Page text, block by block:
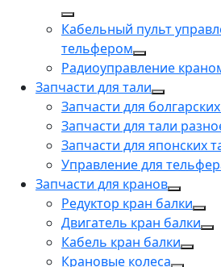
Кабельный пульт
тельфером
Радиоуправление
Запчасти для тали
Запчасти для
Запчасти для тали
Запчасти для японских
Управление для
Запчасти для кранов
Редуктор кран балки
Двигатель кран балки
Кабель кран балки
Крановые колеса